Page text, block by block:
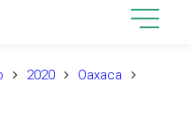
2020
Oaxaca